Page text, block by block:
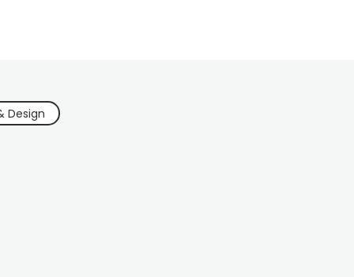
Design